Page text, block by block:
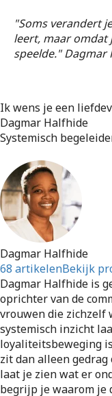
"Soms verandert
leert, maar omdat
speelde." Dagmar
Ik wens je een
Dagmar Halfhide
Systemisch
Dagmar Halfhide
68 artikelenBekijk
Dagmar Halfhide is
oprichter van de
vrouwen die zichzelf
systemisch inzicht
loyaliteitsbeweging
zit dan alleen
laat je zien wat er
begrijp je waarom je